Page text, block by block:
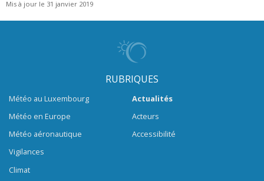
Mis à jour le 31 janvier 2019
RUBRIQUES
Météo au Luxembourg
Météo en Europe
Météo aéronautique
Vigilances
Climat
Actualités
Acteurs
Accessibilité